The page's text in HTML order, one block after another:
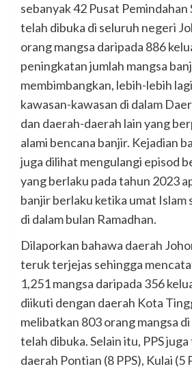
sebanyak 42 Pusat Pemindahan
telah dibuka di seluruh negeri
orang mangsa daripada 886
peningkatan jumlah mangsa
membimbangkan, lebih-lebih
kawasan-kawasan di dalam
dan daerah-daerah lain yang
alami bencana banjir. Kejadian
juga dilihat mengulangi episod
yang berlaku pada tahun 2023
banjir berlaku ketika umat Islam
di dalam bulan Ramadhan.
Dilaporkan bahawa daerah
teruk terjejas sehingga
1,251 mangsa daripada 356
diikuti dengan daerah Kota
melibatkan 803 orang mangsa di
telah dibuka. Selain itu, PPS
daerah Pontian (8 PPS), Kulai (5